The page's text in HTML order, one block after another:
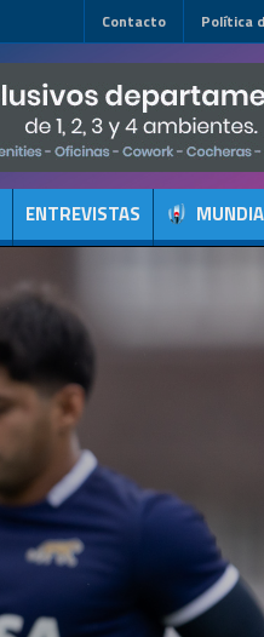
Contacto Política
ENTREVISTAS